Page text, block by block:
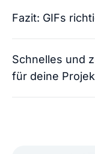
Fazit: GIFs
Schnelles und
für deine